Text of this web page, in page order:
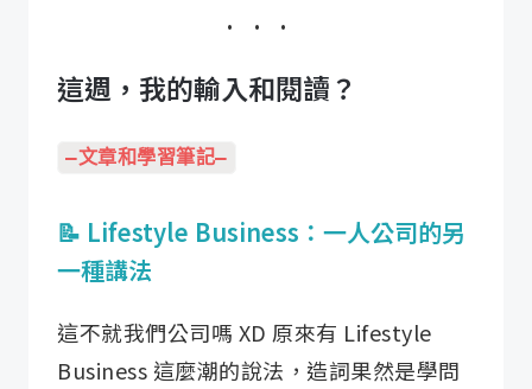
這週，我的輸入和閱讀？
—文章和學習筆記—
📝 Lifestyle Business：一人公司的另
一種講法
這不就我們公司嗎 XD 原來有 Lifestyle
Business 這麼潮的說法，造詞果然是學問